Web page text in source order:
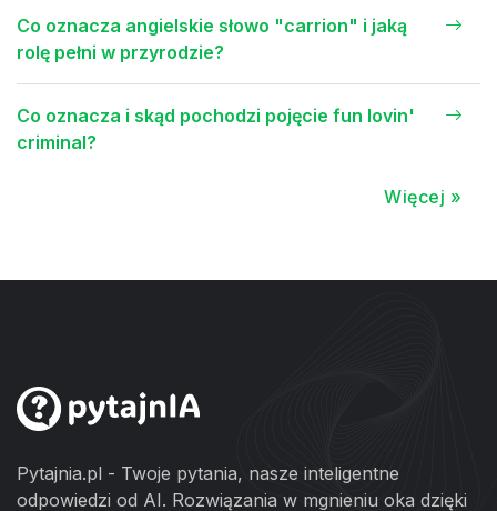
Co oznacza angielskie słowo "carrion" i jaką
rolę pełni w przyrodzie?
Co oznacza i skąd pochodzi pojęcie fun lovin'
criminal?
Więcej »
Pytajnia.pl - Twoje pytania, nasze inteligentne
odpowiedzi od AI. Rozwiązania w mgnieniu oka dzięki